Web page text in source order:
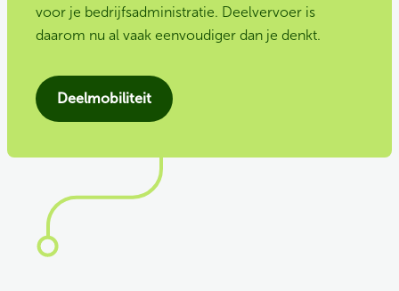
voor je bedrijfsadministratie. Deelvervoer is
daarom nu al vaak eenvoudiger dan je denkt.
Deelmobiliteit